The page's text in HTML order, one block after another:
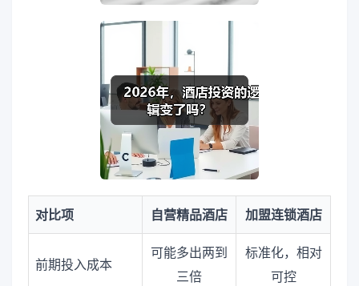
对比项 自营精品酒店 加盟连锁酒店
前期投入成本
可能多出两到
三倍
标准化，相对
可控